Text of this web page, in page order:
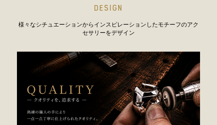
DESIGN
様々なシチュエーションからインスピレーションしたモチーフのアク
セサリーをデザイン